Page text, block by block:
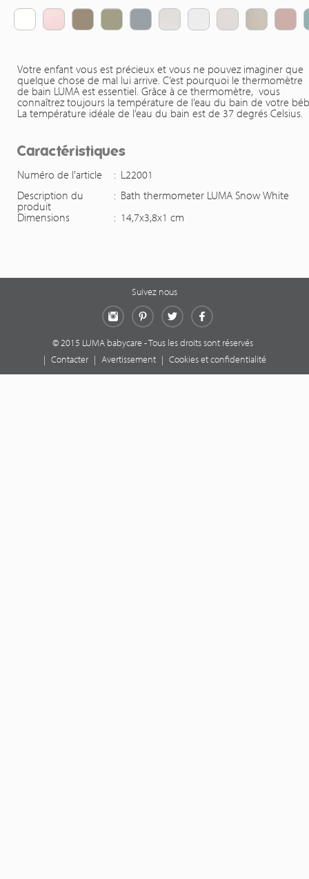
Votre enfant vous est précieux et vous ne pouvez imaginer que
quelque chose de mal lui arrive. C’est pourquoi le thermomètre
de bain LUMA est essentiel. Grâce à ce thermomètre, vous
connaîtrez toujours la température de l’eau du bain de votre
La température idéale de l’eau du bain est de 37 degrés Celsius.
Caractéristiques
Numéro de l'article : L22001
Description du
produit
: Bath thermometer LUMA Snow White
Dimensions
: 14,7x3,8x1 cm
Suivez nous
Pinterest TwitterFacebook
© 2015 LUMA babycare - Tous les droits sont réservés
| Contacter | Avertissement | Cookies et confidentialité